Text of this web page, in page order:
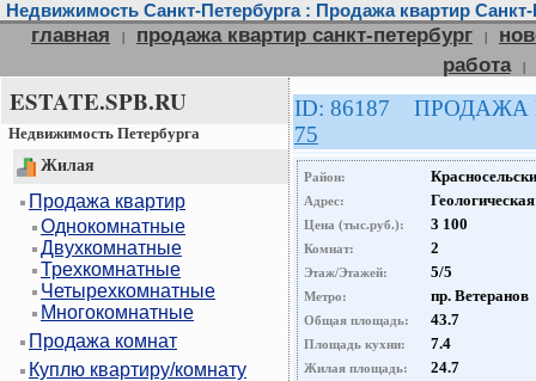
Недвижимость Санкт-Петербурга : Продажа квартир Санкт-
главная | продажа квартир санкт-петербург |
работа
|
ESTATE.SPB.RU
Недвижимость Петербурга
Жилая
Продажа квартир
Однокомнатные
Двухкомнатные
Трехкомнатные
Четырехкомнатные
Многокомнатные
Продажа комнат
Куплю квартиру/комнату
ID: 86187
75
Район:
Адрес:
Цена (тыс.руб.): 3 100
Комнат: 2
Этаж/Этажей: 5/5
Метро: пр. Ветеранов
Общая площадь: 43.7
Площадь кухни: 7.4
Жилая площадь: 24.7